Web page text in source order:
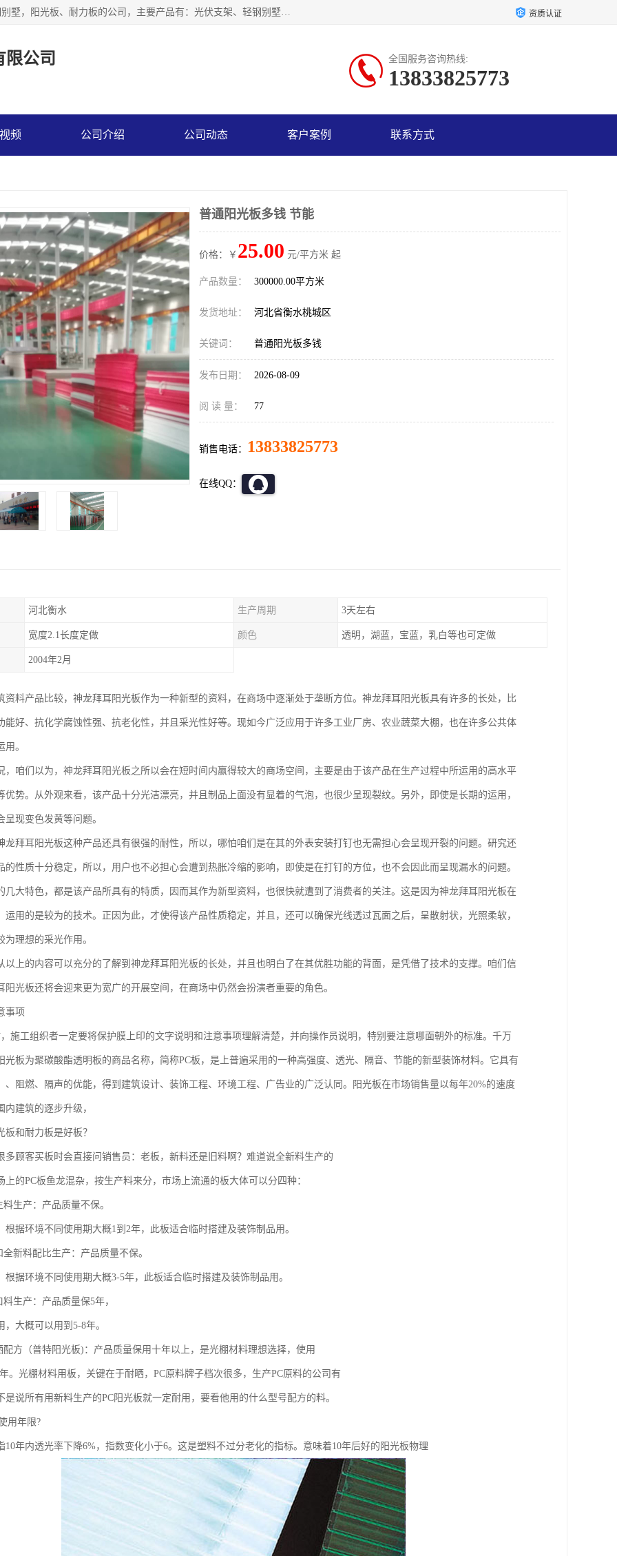
神龙拜耳科技衡水股份有限公司河北一家生产光伏支架，轻钢别墅，阳光板、耐力板的公司，主要产品有：光伏支架、轻钢别墅、阳光板、耐力板、采光板等，公司参与制定了多项标准。 资质认证
公司 全国服务咨询热线:
13833825773
频 公司介绍 公司动态 客户案例 联系方式
普通阳光板多钱 节能
价格：￥ 25.00 元/平方米 起
产品数量： 300000.00平方米
发货地址： 河北省衡水桃城区
关键词： 普通阳光板多钱
发布日期： 2026-08-09
阅 读 量： 77
销售电话： 13833825773
在线QQ：
河北衡水 生产周期 3天左右
宽度2.1长度定做 颜色 透明，湖蓝，宝蓝，乳白等也可定做
2004年2月
资料产品比较，神龙拜耳阳光板作为一种新型的资料，在商场中逐渐处于垄断方位。神龙拜耳阳光板具有许多的长处，比
能好、抗化学腐蚀性强、抗老化性，并且采光性好等。现如今广泛应用于许多工业厂房、农业蔬菜大棚，也在许多公共体
。
，咱们以为，神龙拜耳阳光板之所以会在短时间内赢得较大的商场空间，主要是由于该产品在生产过程中所运用的高水平
优势。从外观来看，该产品十分光洁漂亮，并且制品上面没有显着的气泡，也很少呈现裂纹。另外，即使是长期的运用，
呈现变色发黄等问题。
龙拜耳阳光板这种产品还具有很强的耐性，所以，哪怕咱们是在其的外表安装打钉也无需担心会呈现开裂的问题。研究还
的性质十分稳定，所以，用户也不必担心会遭到热胀冷缩的影响，即使是在打钉的方位，也不会因此而呈现漏水的问题。
几大特色，都是该产品所具有的特质，因而其作为新型资料，也很快就遭到了消费者的关注。这是因为神龙拜耳阳光板在
运用的是较为的技术。正因为此，才使得该产品性质稳定，并且，还可以确保光线透过瓦面之后，呈散射状，光照柔软，
为理想的采光作用。
以上的内容可以充分的了解到神龙拜耳阳光板的长处，并且也明白了在其优胜功能的背面，是凭借了技术的支撑。咱们信
阳光板还将会迎来更为宽广的开展空间，在商场中仍然会扮演者重要的角色。
事项
，施工组织者一定要将保护膜上印的文字说明和注意事项理解清楚，并向操作员说明，特别要注意哪面朝外的标准。千万
光板为聚碳酸酯透明板的商品名称，简称PC板，是上普遍采用的一种高强度、透光、隔音、节能的新型装饰材料。它具有
、阻燃、隔声的优能，得到建筑设计、装饰工程、环境工程、广告业的广泛认同。阳光板在市场销售量以每年20%的速度
内建筑的逐步升级，
板和耐力板是好板？
多顾客买板时会直接问销售员：老板，新料还是旧料啊？难道说全新料生产的
上的PC板鱼龙混杂，按生产料来分，市场上流通的板大体可以分四种：
生产：产品质量不保。
根据环境不同使用期大概1到2年，此板适合临时搭建及装饰制品用。
新料配比生产：产品质量不保。
根据环境不同使用期大概3-5年，此板适合临时搭建及装饰制品用。
生产：产品质量保5年，
，大概可以用到5-8年。
配方（普特阳光板)：产品质量保用十年以上，是光棚材料理想选择，使用
。光棚材料用板，关键在于耐晒，PC原料牌子档次很多，生产PC原料的公司有
是说所有用新料生产的PC阳光板就一定耐用，要看他用的什么型号配方的料。
用年限?
10年内透光率下降6%，指数变化小于6。这是塑料不过分老化的指标。意味着10年后好的阳光板物理